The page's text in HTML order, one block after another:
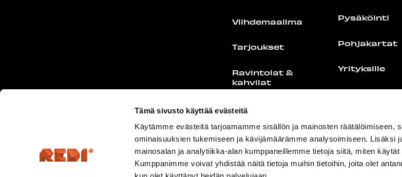
Tämä sivusto käyttää evästeitä
Käytämme evästeitä tarjoamamme sisällön ja mainosten räätälöimiseen,
ominaisuuksien tukemiseen ja kävijämäärämme analysoimiseen. Lisäksi
mainosalan ja analytiikka-alan kumppaneillemme tietoja siitä, miten
Kumppanimme voivat yhdistää näitä tietoja muihin tietoihin, joita olet
Viihdemaailma
Tarjoukset
Ravintolat &
kahvilat
Kaikki ravintolat
Food Port
Lounaslistat
Pysäköinti
Pohjakartat
Yrityksille
Yhteystiedot